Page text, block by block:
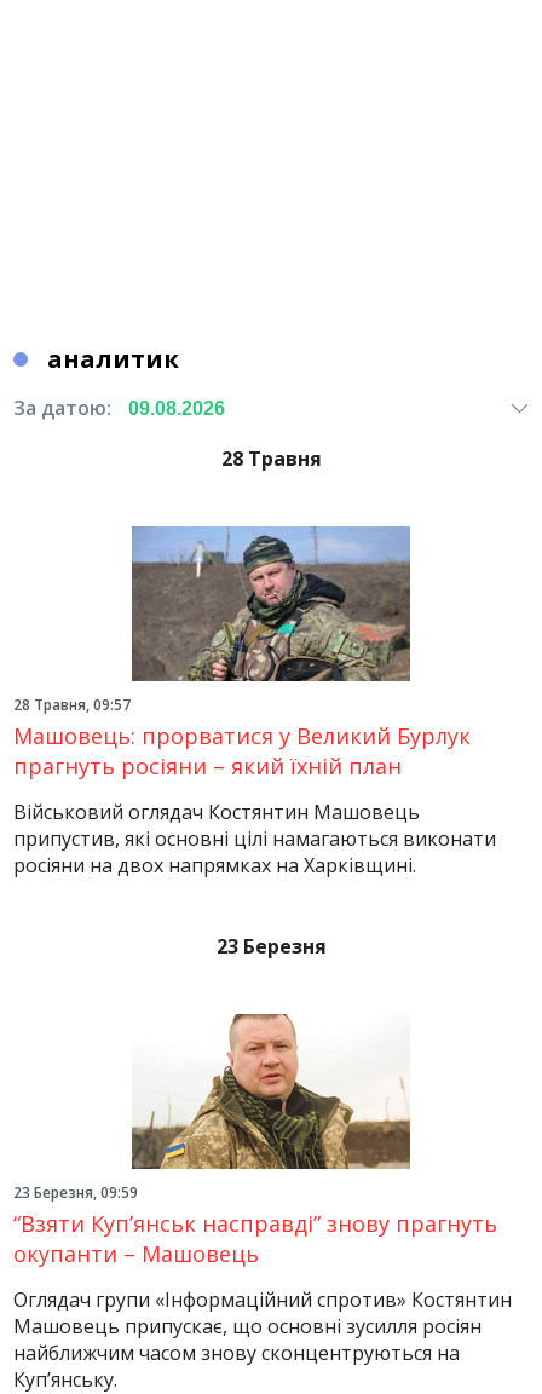
аналитик
За датою:
28 Травня
28 Травня, 09:57
Машовець: прорватися у Великий Бурлук
прагнуть росіяни – який їхній план
Військовий оглядач Костянтин Машовець
припустив, які основні цілі намагаються виконати
росіяни на двох напрямках на Харківщині.
23 Березня
23 Березня, 09:59
“Взяти Куп’янськ насправді” знову прагнуть
окупанти – Машовець
Оглядач групи «Інформаційний спротив» Костянтин
Машовець припускає, що основні зусилля росіян
найближчим часом знову сконцентруються на
Куп’янську.